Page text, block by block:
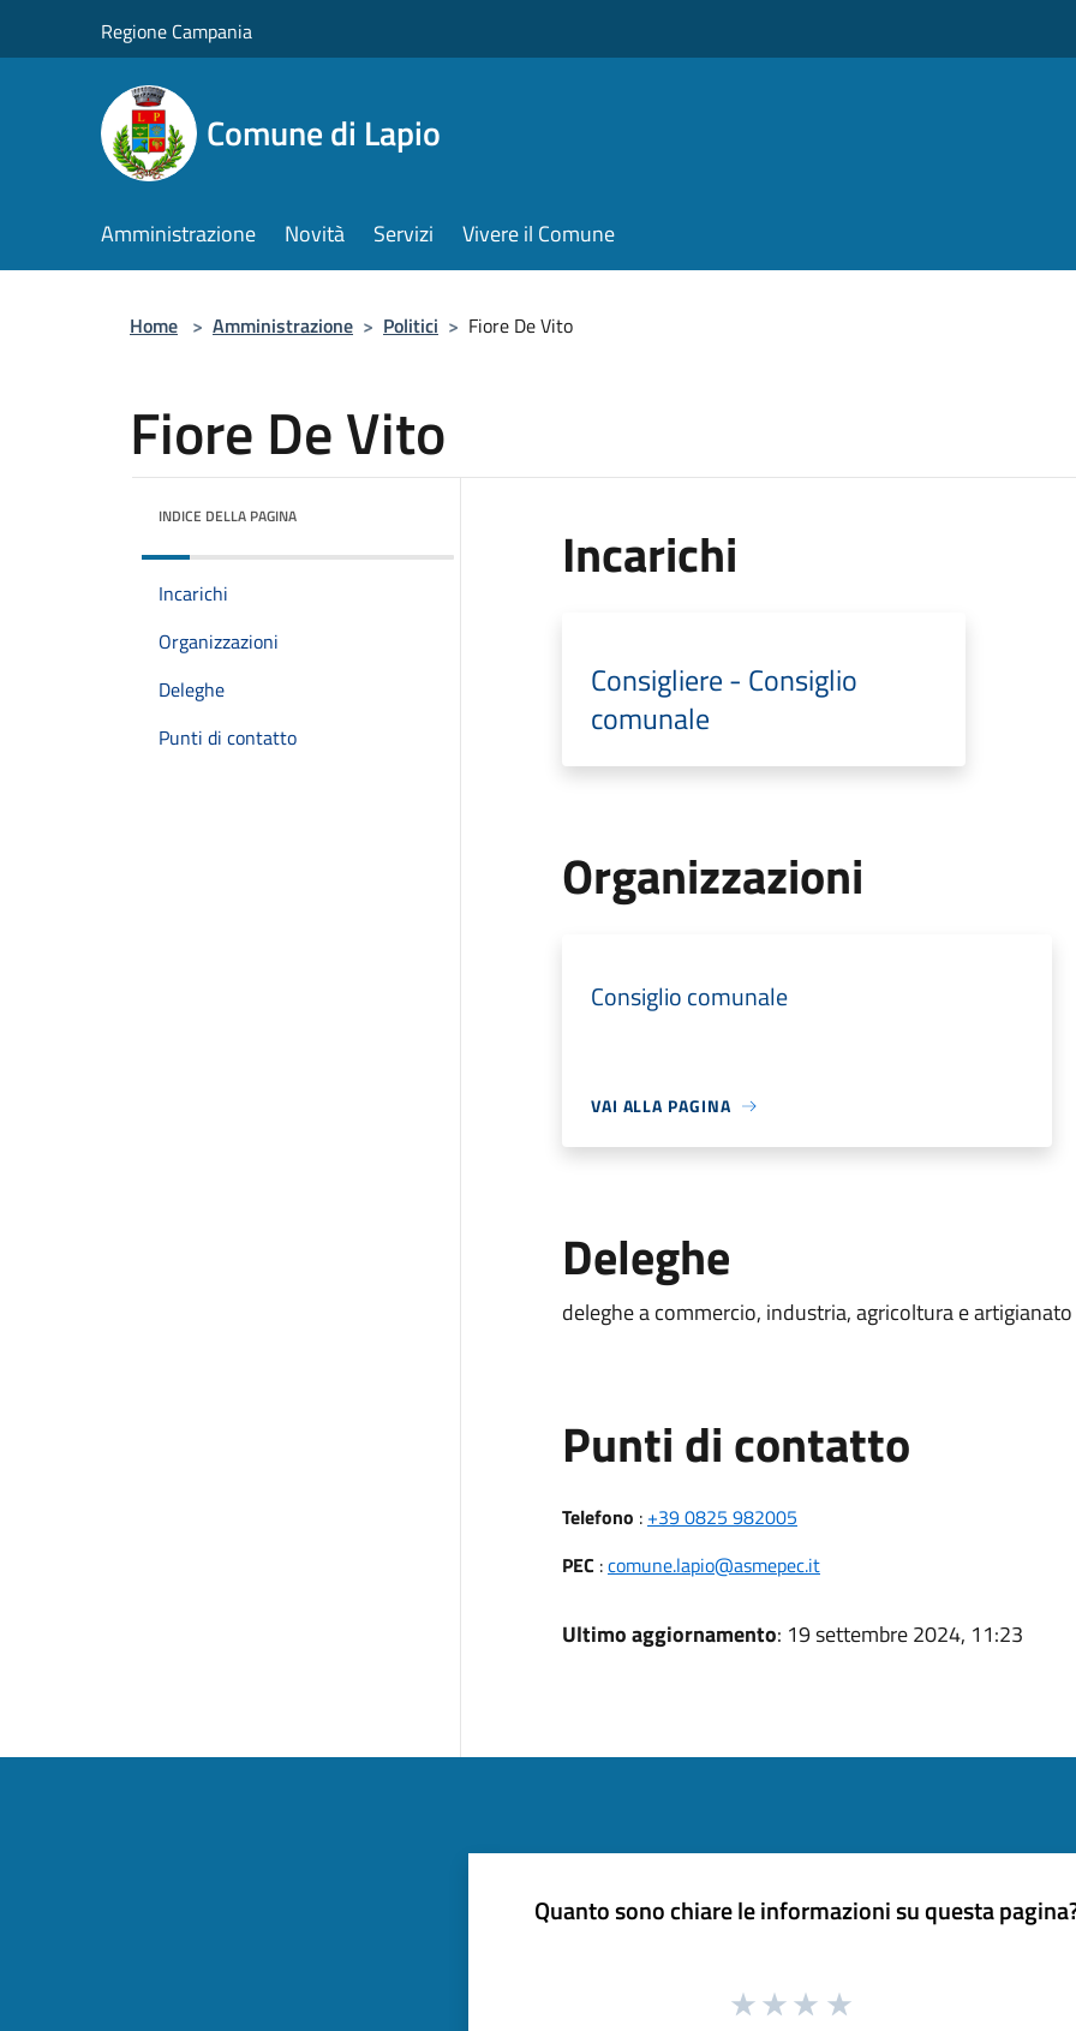
Regione Campania
Comune di Lapio
Amministrazione Novità Servizi Vivere il Comune
Home > Amministrazione > Politici > Fiore De Vito
Fiore De Vito
INDICE DELLA PAGINA
Incarichi
Organizzazioni
Deleghe
Punti di contatto
Incarichi
Consigliere - Consiglio
comunale
Organizzazioni
Consiglio comunale
VAI ALLA PAGINA
Deleghe
deleghe a commercio, industria, agricoltura e artigianato
Punti di contatto
Telefono : +39 0825 982005
PEC :comune.lapio@asmepec.it
Ultimo aggiornamento: 19 settembre 2024, 11:23
Quanto sono chiare le informazioni su questa